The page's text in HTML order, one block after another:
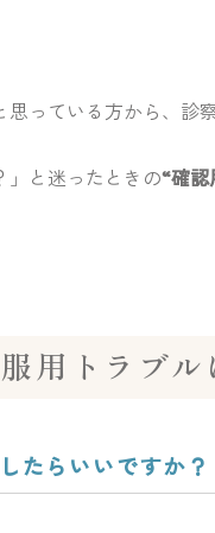
っている方から、診
」と迷ったときの“確
用トラブル
たらいいですか？